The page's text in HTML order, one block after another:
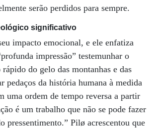
serão perdidos para sempre.
significativo
impacto emocional, e ele enfatiza
impressão” testemunhar o
do gelo das montanhas e das
pedaços da história humana à medida
uma ordem de tempo reversa a partir
é um trabalho que não se pode fazer
pressentimento.” Pilø acrescentou que